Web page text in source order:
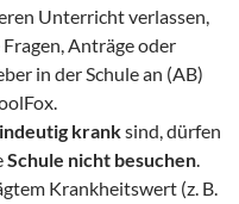
Unterricht verlassen,
Fragen, Anträge oder
in der Schule an (AB)
kranksind, dürfen
Schule nicht besuchen.
Krankheitswert (z. B.